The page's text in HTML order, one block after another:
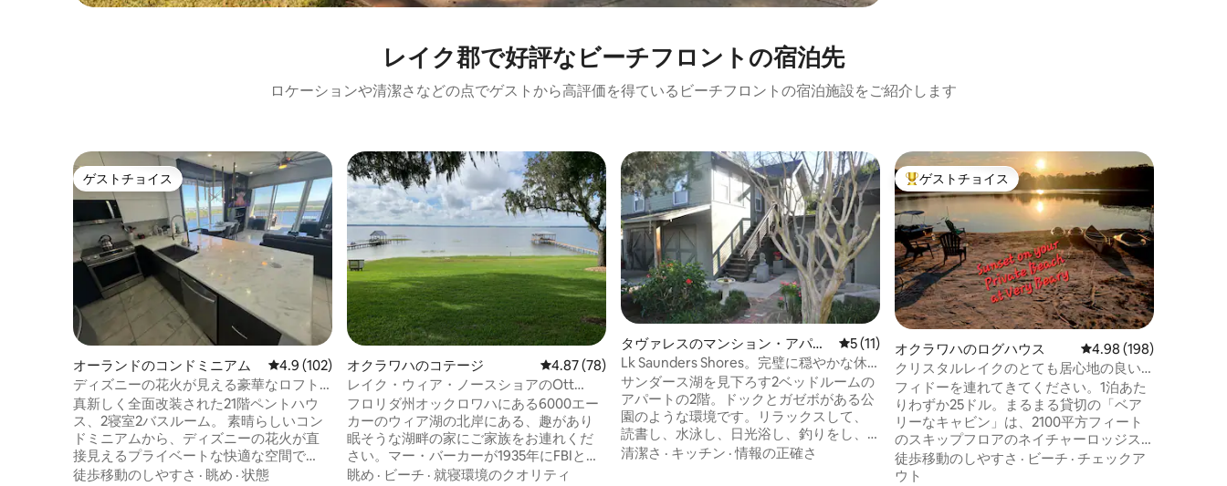
レイク郡で好評なビーチフロントの宿泊先
ロケーションや清潔さなどの点でゲストから高評価を得ているビーチフロントの宿泊施設をご紹介します
ゲストチョイス
ゲストチョイス
オーランドのコンドミニアム レビュー102件、5つ星中4.9つ星の平均評価
4.9 (102)
ディズニーの花火が見える豪華なロフト
アパート
真新しく全面改装された21階ペントハウ
ス、2寝室2バスルーム。 素晴らしいコン
ドミニアムから、ディズニーの花火が直
接見えるプライベートな快適な空間で
す。 プール、ジム、ウォーキングドック
徒歩移動のしやすさ · 眺め · 状態
オクラワハのコテージ レビュー78件、5つ星中4.87つ星の平均評価
4.87 (78)
レイク・ウィア・ノースショアのOtt
Cottage
フロリダ州オックロワハにある6000エー
カーのウィア湖の北岸にある、趣があり
眠そうな湖畔の家にご家族をお連れくだ
さい。マー・バーカーが1935年にFBIと有
名な銃撃戦をした場所です！「エディ
眺め · ビーチ · 就寝環境のクオリティ
タヴァレスのマンション・アパー
ト
レビュー11件、5つ星中5つ星の平均評価
5 (11)
Lk Saunders Shores。完璧に穏やかな休
暇です。
サンダース湖を見下ろす2ベッドルームの
アパートの2階。ドックとガゼボがある公
園のような環境です。リラックスして、
読書し、水泳し、日光浴し、釣りをし、
またはワインを片手に美しいフロリダの
清潔さ · キッチン ·情報の正確さ
大好評のゲストチョイスです。
ゲストチョイス
オクラワハのログハウス レビュー198件、5つ
4.98 (198)
クリスタルレイクのとても居心地の良い
キャビン
フィドーを連れてきてください。1泊あた
りわずか25ドル。まるまる貸切の「ベア
リーなキャビン」は、2100平方フィート
のスキップフロアのネイチャーロッジス
タイルのキャビンと、天然の湧水が流れ
る砂底のクリスタル湖にあるAフレーム
徒歩移動のしやすさ · ビーチ · チェックア
ウト